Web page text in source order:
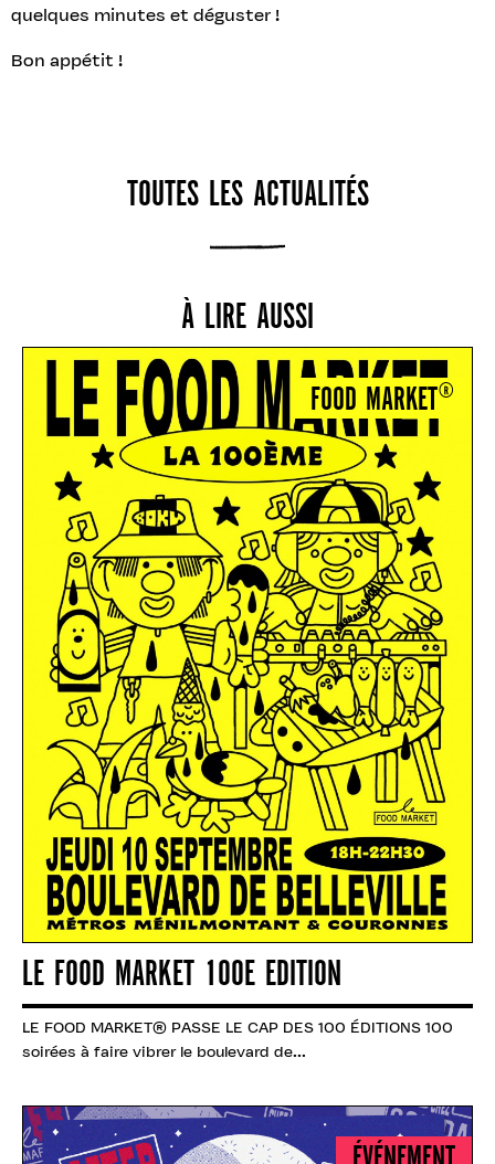
quelques minutes et déguster !
Bon appétit !
TOUTES LES ACTUALITÉS
À LIRE AUSSI
LE FOOD MARKET 100E EDITION
LE FOOD MARKET® PASSE LE CAP DES 100 ÉDITIONS 100
soirées à faire vibrer le boulevard de...
FOOD MARKET®